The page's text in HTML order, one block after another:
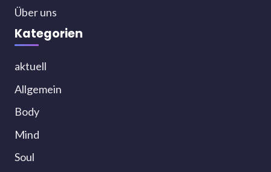
Über uns
Kategorien
aktuell
Allgemein
Body
Mind
Soul